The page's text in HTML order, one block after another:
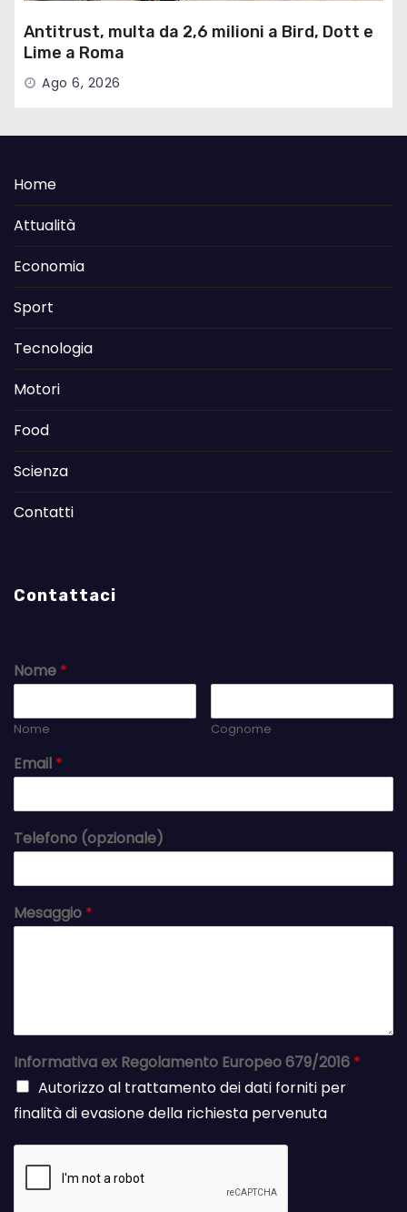
Antitrust, multa da 2,6 milioni a Bird, Dott e
Lime a Roma
Ago 6, 2026
Home
Attualità
Economia
Sport
Tecnologia
Motori
Food
Scienza
Contatti
Contattaci
Nome *
Nome Cognome
Email *
Telefono (opzionale)
Mesaggio *
Informativa ex Regolamento Europeo 679/2016 *
Autorizzo al trattamento dei dati forniti per
finalità di evasione della richiesta pervenuta